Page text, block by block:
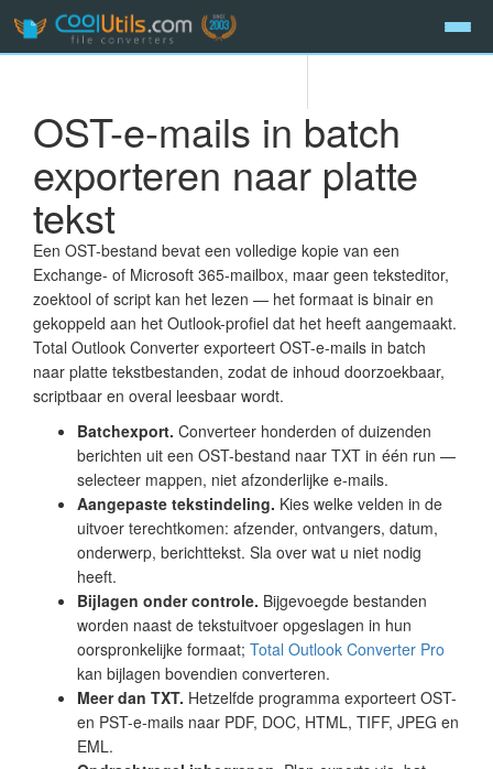
OST-e-mails in batch
exporteren naar platte
tekst
Een OST-bestand bevat een volledige kopie van een
Exchange- of Microsoft 365-mailbox, maar geen teksteditor,
zoektool of script kan het lezen — het formaat is binair en
gekoppeld aan het Outlook-profiel dat het heeft aangemaakt.
Total Outlook Converter exporteert OST-e-mails in batch
naar platte tekstbestanden, zodat de inhoud doorzoekbaar,
scriptbaar en overal leesbaar wordt.
Batchexport. Converteer honderden of duizenden
berichten uit een OST-bestand naar TXT in één run —
selecteer mappen, niet afzonderlijke e-mails.
Aangepaste tekstindeling. Kies welke velden in de
uitvoer terechtkomen: afzender, ontvangers, datum,
onderwerp, berichttekst. Sla over wat u niet nodig
heeft.
Bijlagen onder controle. Bijgevoegde bestanden
worden naast de tekstuitvoer opgeslagen in hun
oorspronkelijke formaat; Total Outlook Converter Pro
kan bijlagen bovendien converteren.
Meer dan TXT. Hetzelfde programma exporteert OST-
en PST-e-mails naar PDF, DOC, HTML, TIFF, JPEG en
EML.